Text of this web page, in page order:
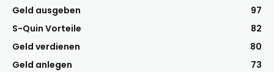
Geld ausgeben
97
S-Quin Vorteile
82
Geld verdienen
80
Geld anlegen
73